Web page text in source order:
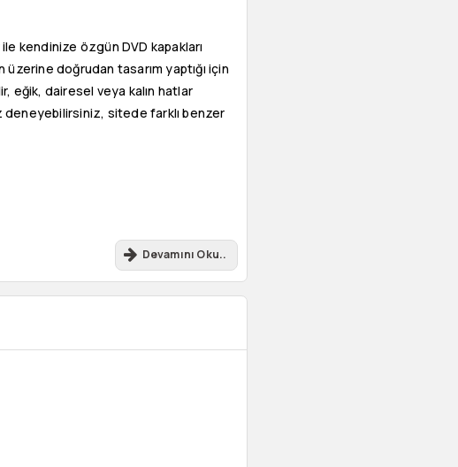
kendinize özgün DVD kapakları
üzerine doğrudan tasarım yaptığı için
eğik, dairesel veya kalın hatlar
deneyebilirsiniz, sitede farklı benzer
Devamını Oku..